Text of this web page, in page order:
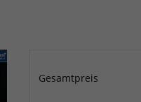
Gesamtpreis